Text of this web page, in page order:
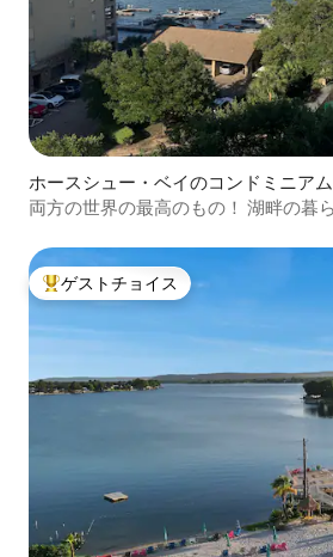
ホースシュー・ベイのコンドミニアム
両方の世界の最高のもの！ 湖畔の暮らし／ゴルファーの楽
大好評のゲストチョイスです。
ゲストチョイス